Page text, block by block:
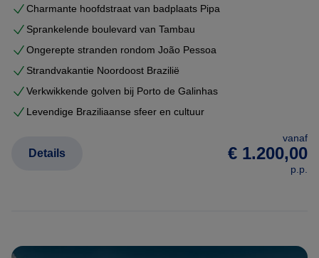
Charmante hoofdstraat van badplaats Pipa
Sprankelende boulevard van Tambau
Ongerepte stranden rondom João Pessoa
Strandvakantie Noordoost Brazilië
Verkwikkende golven bij Porto de Galinhas
Levendige Braziliaanse sfeer en cultuur
vanaf
€ 1.200,00
p.p.
Details